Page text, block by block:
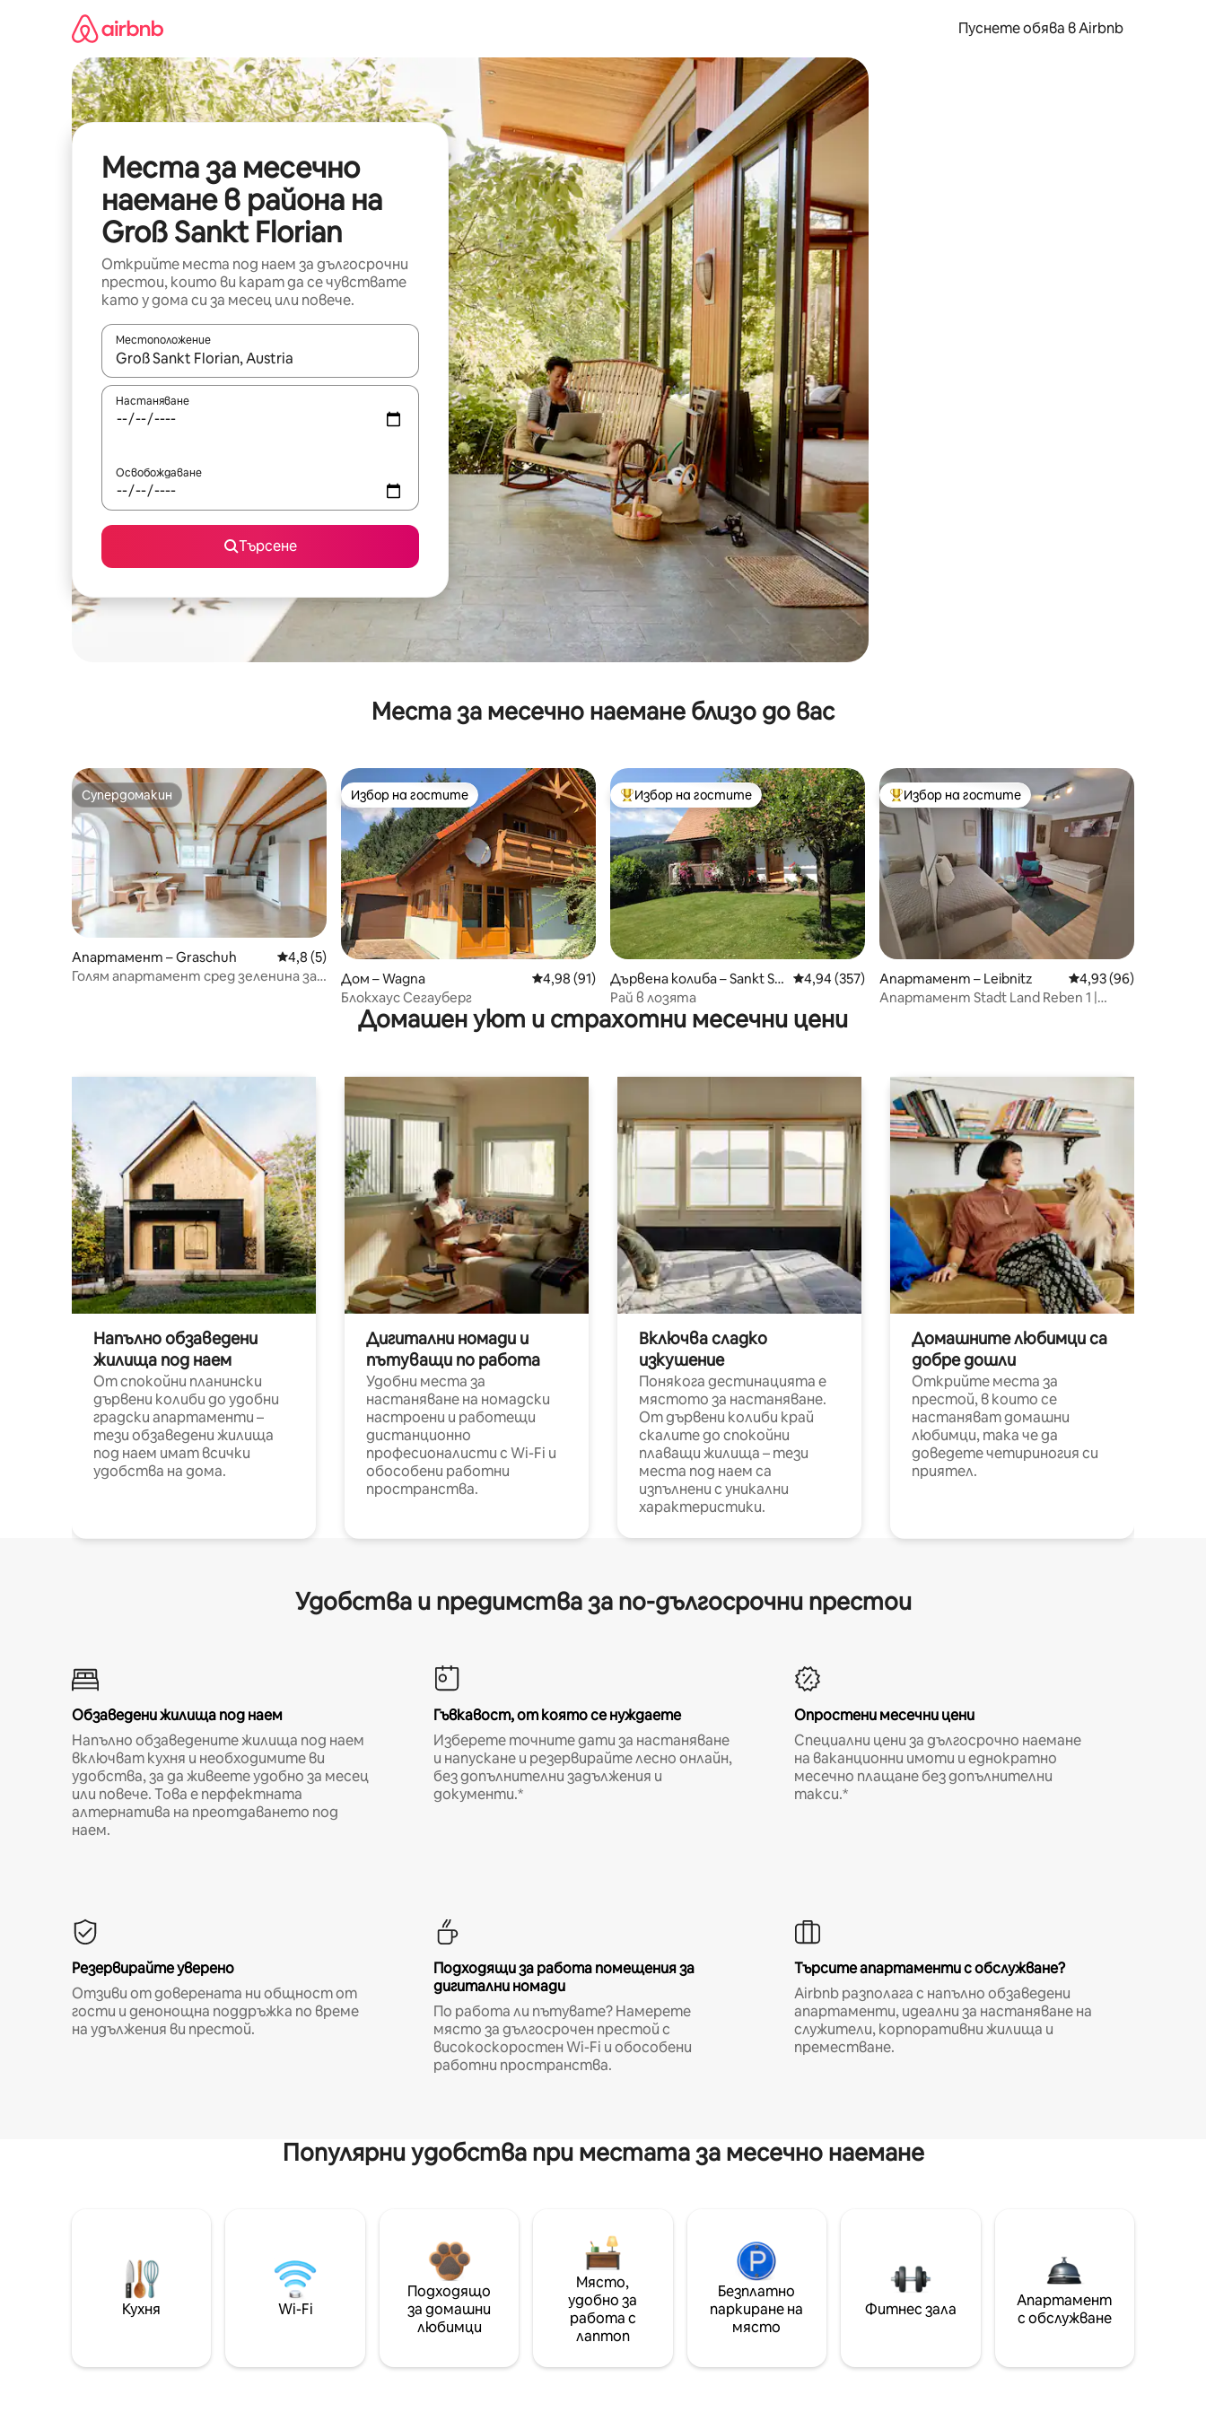
съдържанието
Пуснете обява в Airbnb
Места за месечно
наемане в района на
Groß Sankt Florian
Открийте места под наем за дългосрочни
престои, които ви карат да се чувствате
като у дома си за месец или повече.
Местоположение
Когато резултатите се покажат, използвайте клавишите със стрелки нагоре и надолу или навигирайте с докосване или плъзгане.
Настаняване
Освобождаване
Търсене
Места за месечно наемане близо до вас
Супердомакин
Супердомакин
Апартамент – Graschuh Средна оценка: 4,8 от 5, 5 отзива
4,8 (5)
Голям апартамент сред зеленина за
Избор на гостите
Избор на гостите
Дом – Wagna Средна оценка: 4,98 от 5, 91 отзива
4,98 (91)
Блокхаус Сегауберг
Най-популярен избор на гостите
Избор на гостите
Дървена колиба – Sankt St
efan ob Stainz
Средна оценка: 4,94 от 5, 357 отзива
4,94 (357)
Рай в лозята
Най-популярен избор на гостите
Избор на гостите
Апартамент – Leibnitz Средна оценка:
4,93 (96)
Апартамент Stadt Land Reben 1 |
Домашен уют и страхотни месечни цени
Напълно обзаведени
жилища под наем
От спокойни планински
дървени колиби до удобни
градски апартаменти –
тези обзаведени жилища
под наем имат всички
удобства на дома.
Дигитални номади и
пътуващи по работа
Удобни места за
настаняване на номадски
настроени и работещи
дистанционно
професионалисти с Wi-Fi и
обособени работни
пространства.
Включва сладко
изкушение
Понякога дестинацията е
мястото за настаняване.
От дървени колиби край
скалите до спокойни
плаващи жилища – тези
места под наем са
изпълнени с уникални
характеристики.
Домашните любимци са
добре дошли
Открийте места за
престой, в които се
настаняват домашни
любимци, така че да
доведете четириногия си
приятел.
Удобства и предимства за по-дългосрочни престои
Обзаведени жилища под наем
Напълно обзаведените жилища под наем
включват кухня и необходимите ви
удобства, за да живеете удобно за месец
или повече. Това е перфектната
алтернатива на преотдаването под
наем.
Гъвкавост, от която се нуждаете
Изберете точните дати за настаняване
и напускане и резервирайте лесно онлайн,
без допълнителни задължения и
документи.*
Опростени месечни цени
Специални цени за дългосрочно наемане
на ваканционни имоти и еднократно
месечно плащане без допълнителни
такси.*
Резервирайте уверено
Отзиви от доверената ни общност от
гости и денонощна поддръжка по време
на удължения ви престой.
Подходящи за работа помещения за
дигитални номади
По работа ли пътувате? Намерете
място за дългосрочен престой с
високоскоростен Wi-Fi и обособени
работни пространства.
Търсите апартаменти с обслужване?
Airbnb разполага с напълно обзаведени
апартаменти, идеални за настаняване на
служители, корпоративни жилища и
преместване.
Популярни удобства при местата за месечно наемане
Кухня Wi-Fi
Подходящо
за домашни
любимци
Място,
удобно за
работа с
лаптоп
Безплатно
паркиране на
място
Фитнес зала
Апартамент
с обслужване